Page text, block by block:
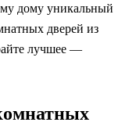
дому уникальный
дверей из
лучшее —